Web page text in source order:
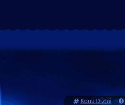
Konu Dizini